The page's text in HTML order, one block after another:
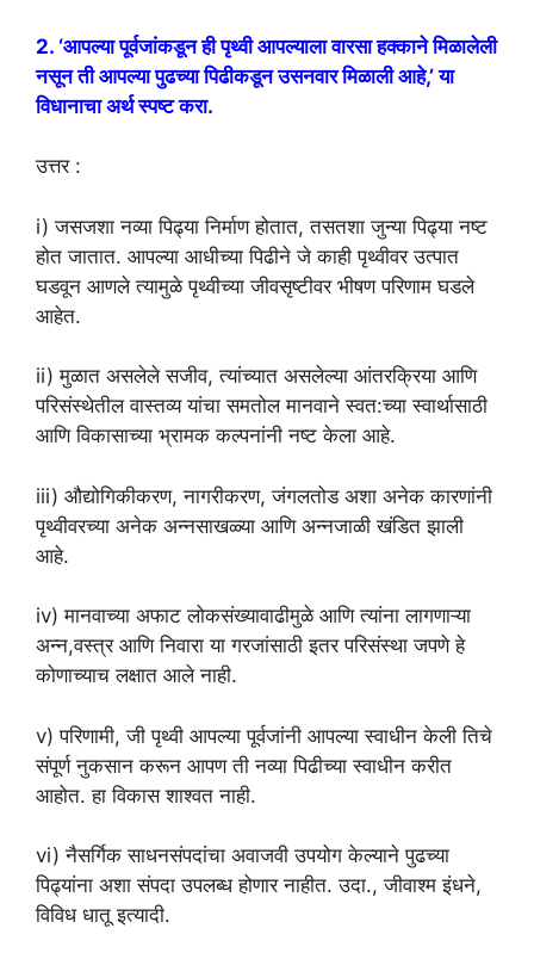
2. ‘आपल्या पूर्वजांकडून ही पृथ्वी आपल्याला वारसा हक्काने मिळालेली
नसून ती आपल्या पुढच्या पिढीकडून उसनवार मिळाली आहे,’ या
विधानाचा अर्थ स्पष्ट करा.
उत्तर :
i) जसजशा नव्या पिढ्या निर्माण होतात, तसतशा जुन्या पिढ्या नष्ट
होत जातात. आपल्या आधीच्या पिढीने जे काही पृथ्वीवर उत्पात
घडवून आणले त्यामुळे पृथ्वीच्या जीवसृष्टीवर भीषण परिणाम घडले
आहेत.
ii) मुळात असलेले सजीव, त्यांच्यात असलेल्या आंतरक्रिया आणि
परिसंस्थेतील वास्तव्य यांचा समतोल मानवाने स्वत:च्या स्वार्थासाठी
आणि विकासाच्या भ्रामक कल्पनांनी नष्ट केला आहे.
iii) औद्योगिकीकरण, नागरीकरण, जंगलतोड अशा अनेक कारणांनी
पृथ्वीवरच्या अनेक अन्नसाखळ्या आणि अन्नजाळी खंडित झाली
आहे.
iv) मानवाच्या अफाट लोकसंख्यावाढीमुळे आणि त्यांना लागणाऱ्या
अन्न,वस्त्र आणि निवारा या गरजांसाठी इतर परिसंस्था जपणे हे
कोणाच्याच लक्षात आले नाही.
v) परिणामी, जी पृथ्वी आपल्या पूर्वजांनी आपल्या स्वाधीन केली तिचे
संपूर्ण नुकसान करून आपण ती नव्या पिढीच्या स्वाधीन करीत
आहोत. हा विकास शाश्वत नाही.
vi) नैसर्गिक साधनसंपदांचा अवाजवी उपयोग केल्याने पुढच्या
पिढ्यांना अशा संपदा उपलब्ध होणार नाहीत. उदा., जीवाश्म इंधने,
विविध धातू इत्यादी.